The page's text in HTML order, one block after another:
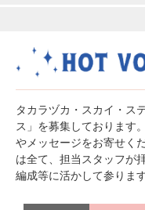
タカラヅカ・スカイ・ス
ス」を募集しております
やメッセージをお寄せく
は全て、担当スタッフが
編成等に活かして参ります